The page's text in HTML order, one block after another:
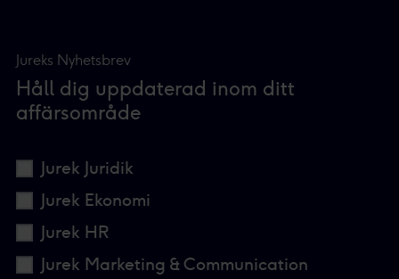
Jureks Nyhetsbrev
Håll dig uppdaterad inom ditt
affärsområde
Jurek Juridik
Jurek Ekonomi
Jurek HR
Jurek Marketing & Communication